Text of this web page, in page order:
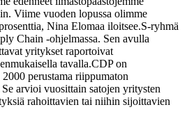
Viime vuoden lopussa olimme
Nina Elomaa iloitsee.S-ryhmä
Chain -ohjelmassa. Sen avulla
yritykset raportoivat
tavalla.CDP on
perustama riippumaton
arvioi vuosittain satojen yritysten
rahoittavien tai niihin sijoittavien